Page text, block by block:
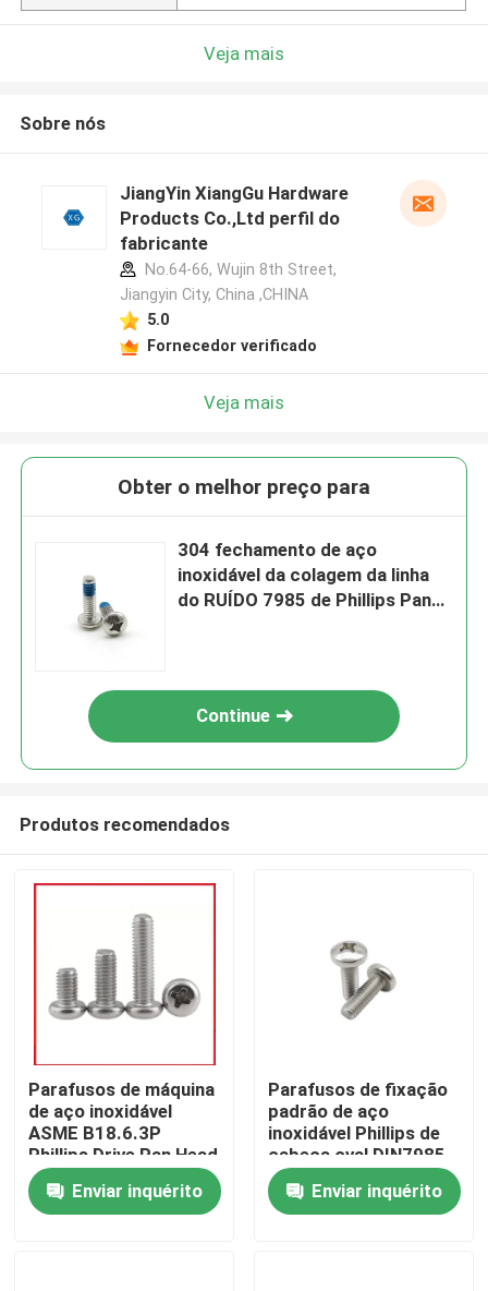
Casa
Produtos
Veja mais
Sobre nós
JiangYin XiangGu Hardware
Products Co.,Ltd perfil do
fabricante
No.64-66, Wujin 8th Street,
Jiangyin City, China ,CHINA
5.0
Fornecedor verificado
Veja mais
Obter o melhor preço para
304 fechamento de aço
inoxidável da colagem da linha
do RUÍDO 7985 de Phillips Pan
Continue
Produtos recomendados
Parafusos de máquina
de aço inoxidável
ASME B18.6.3P
Phillips Drive Pan Head
18-8
Enviar inquérito
Parafusos de fixação
padrão de aço
inoxidável Phillips de
cabeça oval DIN7985
Enviar inquérito